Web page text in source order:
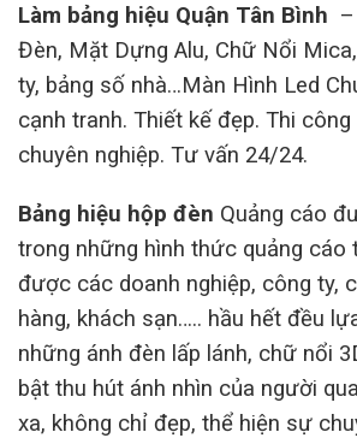
Làm bảng hiệu Quận Tân Bình
Đèn, Mặt Dựng Alu, Chữ Nổi
ty, bảng số nhà…Màn Hình Led
cạnh tranh. Thiết kế đẹp. Thi
chuyên nghiệp. Tư vấn 24/24.
Bảng hiệu hộp đèn Quảng cáo
trong những hình thức quảng cáo
được các doanh nghiệp, công ty,
hàng, khách sạn….. hầu hết đều
những ánh đèn lấp lánh, chữ nổi
bật thu hút ánh nhìn của người
xa, không chỉ đẹp, thể hiện sự